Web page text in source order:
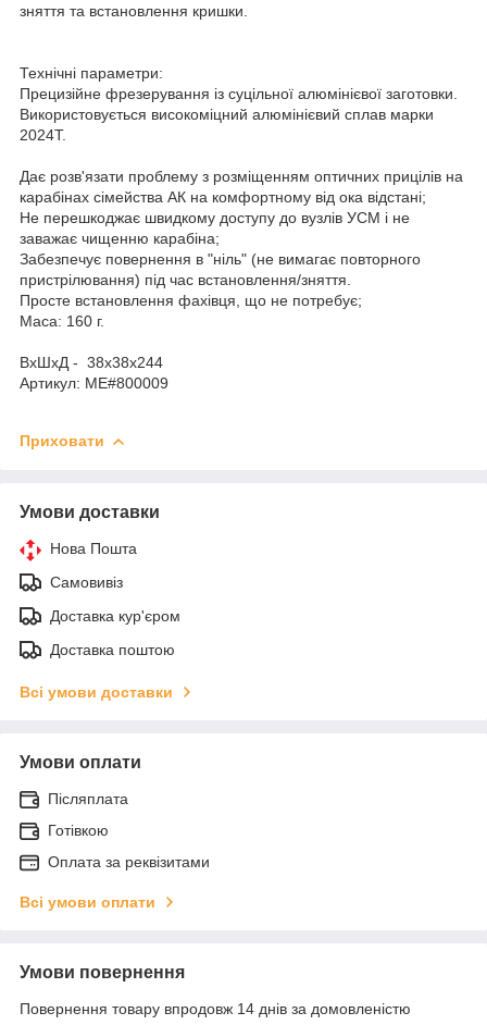
зняття та встановлення кришки.
Технічні параметри:
Прецизійне фрезерування із суцільної алюмінієвої заготовки.
Використовується високоміцний алюмінієвий сплав марки
2024Т.
Дає розв'язати проблему з розміщенням оптичних прицілів на
карабінах сімейства АК на комфортному від ока відстані;
Не перешкоджає швидкому доступу до вузлів УСМ і не
заважає чищенню карабіна;
Забезпечує повернення в "ніль" (не вимагає повторного
пристрілювання) під час встановлення/зняття.
Просте встановлення фахівця, що не потребує;
Маса: 160 г.
ВхШхД - 38х38х244
Артикул: ME#800009
Приховати
Умови доставки
Нова Пошта
Самовивіз
Доставка кур'єром
Доставка поштою
Всі умови доставки
Умови оплати
Післяплата
Готівкою
Оплата за реквізитами
Всі умови оплати
Умови повернення
Повернення товару впродовж 14 днів за домовленістю